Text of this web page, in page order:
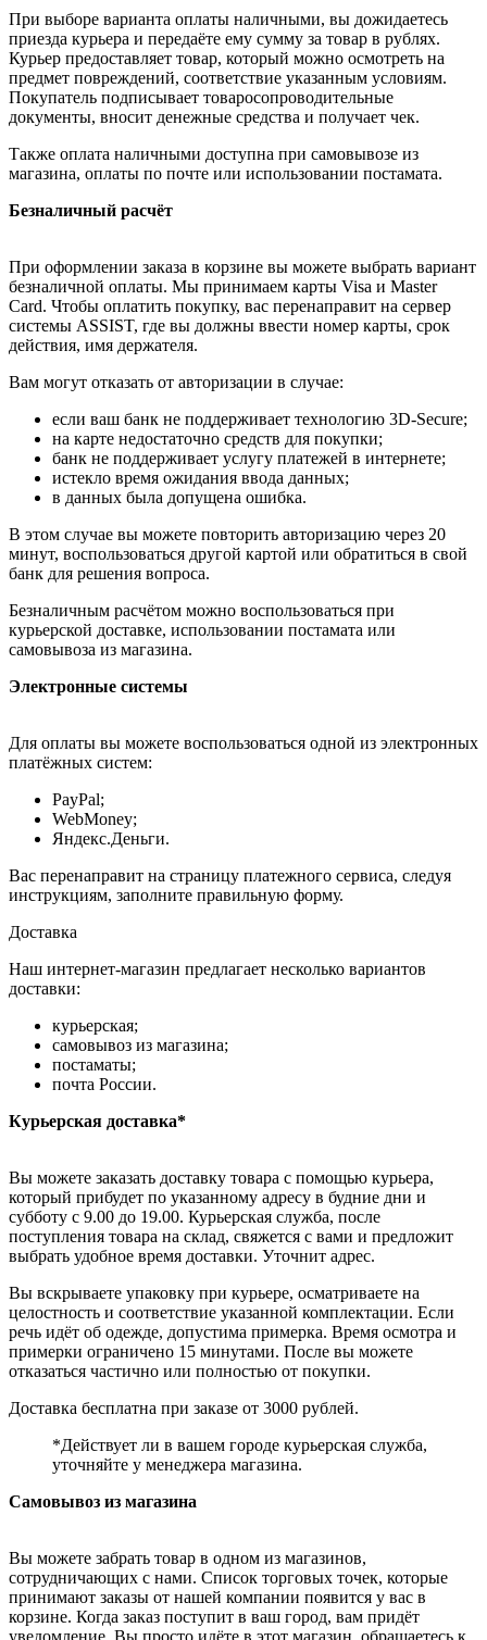
При выборе варианта оплаты наличными, вы дожидаетесь
приезда курьера и передаёте ему сумму за товар в рублях.
Курьер предоставляет товар, который можно осмотреть на
предмет повреждений, соответствие указанным условиям.
Покупатель подписывает товаросопроводительные
документы, вносит денежные средства и получает чек.
Также оплата наличными доступна при самовывозе из
магазина, оплаты по почте или использовании постамата.
Безналичный расчёт
При оформлении заказа в корзине вы можете выбрать вариант
безналичной оплаты. Мы принимаем карты Visa и Master
Card. Чтобы оплатить покупку, вас перенаправит на сервер
системы ASSIST, где вы должны ввести номер карты, срок
действия, имя держателя.
Вам могут отказать от авторизации в случае:
если ваш банк не поддерживает технологию 3D-Secure;
на карте недостаточно средств для покупки;
банк не поддерживает услугу платежей в интернете;
истекло время ожидания ввода данных;
в данных была допущена ошибка.
В этом случае вы можете повторить авторизацию через 20
минут, воспользоваться другой картой или обратиться в свой
банк для решения вопроса.
Безналичным расчётом можно воспользоваться при
курьерской доставке, использовании постамата или
самовывоза из магазина.
Электронные системы
Для оплаты вы можете воспользоваться одной из электронных
платёжных систем:
PayPal;
WebMoney;
Яндекс.Деньги.
Вас перенаправит на страницу платежного сервиса, следуя
инструкциям, заполните правильную форму.
Доставка
Наш интернет-магазин предлагает несколько вариантов
доставки:
курьерская;
самовывоз из магазина;
постаматы;
почта России.
Курьерская доставка*
Вы можете заказать доставку товара с помощью курьера,
который прибудет по указанному адресу в будние дни и
субботу с 9.00 до 19.00. Курьерская служба, после
поступления товара на склад, свяжется с вами и предложит
выбрать удобное время доставки. Уточнит адрес.
Вы вскрываете упаковку при курьере, осматриваете на
целостность и соответствие указанной комплектации. Если
речь идёт об одежде, допустима примерка. Время осмотра и
примерки ограничено 15 минутами. После вы можете
отказаться частично или полностью от покупки.
Доставка бесплатна при заказе от 3000 рублей.
*Действует ли в вашем городе курьерская служба,
уточняйте у менеджера магазина.
Самовывоз из магазина
Вы можете забрать товар в одном из магазинов,
сотрудничающих с нами. Список торговых точек, которые
принимают заказы от нашей компании появится у вас в
корзине. Когда заказ поступит в ваш город, вам придёт